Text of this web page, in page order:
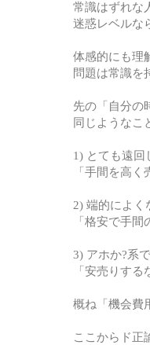
常識はずれな
迷惑レベルな
体感的にも理
問題は常識を
先の「自分の
同じようなこ
1) とても遠回
「手間を高
2) 端的によく
「格安で手
3) アホか?系
「安売りす
概ね「機会費
ここからド正